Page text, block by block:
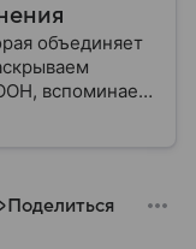
объединяет
вспоминаем
степень
Поделиться